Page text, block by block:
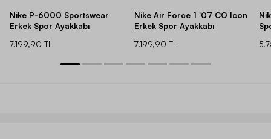
Nike P-6000 Sportswear
Erkek Spor Ayakkabı
7.199,90 TL
Nike Air Force 1 '07 CO Icon
Erkek Spor Ayakkabı
7.199,90 TL